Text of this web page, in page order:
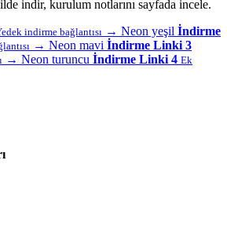
indir, kurulum notlarını sayfada incele.
indirme bağlantısı → Neon yeşil İndirme
→ Neon mavi İndirme Linki 3
→ Neon turuncu İndirme Linki 4 Ek